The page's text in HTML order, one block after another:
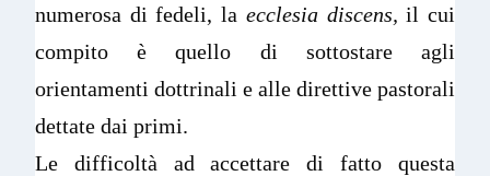
numerosa di fedeli, la ecclesia discens,il cui
compito è quello di sottostare agli
orientamenti dottrinali e alle direttive pastorali
dettate dai primi.
Le difficoltà ad accettare di fatto questa